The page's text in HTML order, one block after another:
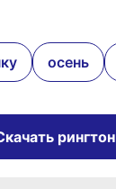
осень
рингтон